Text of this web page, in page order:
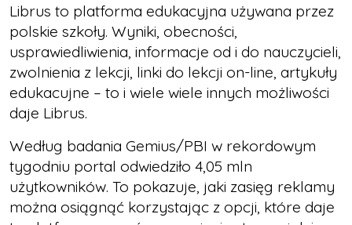
Librus to platforma edukacyjna używana przez
polskie szkoły. Wyniki, obecności,
usprawiedliwienia, informacje od i do nauczycieli,
zwolnienia z lekcji, linki do lekcji on-line, artykuły
edukacujne – to i wiele wiele innych możliwości
daje Librus.
Według badania Gemius/PBI w rekordowym
tygodniu portal odwiedziło 4,05 mln
użytkowników. To pokazuje, jaki zasięg reklamy
można osiągnąć korzystając z opcji, które daje